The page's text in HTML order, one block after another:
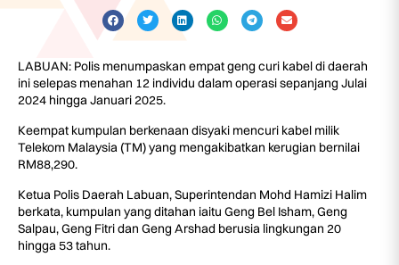
LABUAN: Polis menumpaskan empat geng curi kabel di daerah
ini selepas menahan 12 individu dalam operasi sepanjang Julai
2024 hingga Januari 2025.
Keempat kumpulan berkenaan disyaki mencuri kabel milik
Telekom Malaysia (TM) yang mengakibatkan kerugian bernilai
RM88,290.
Ketua Polis Daerah Labuan, Superintendan Mohd Hamizi Halim
berkata, kumpulan yang ditahan iaitu Geng Bel Isham, Geng
Salpau, Geng Fitri dan Geng Arshad berusia lingkungan 20
hingga 53 tahun.